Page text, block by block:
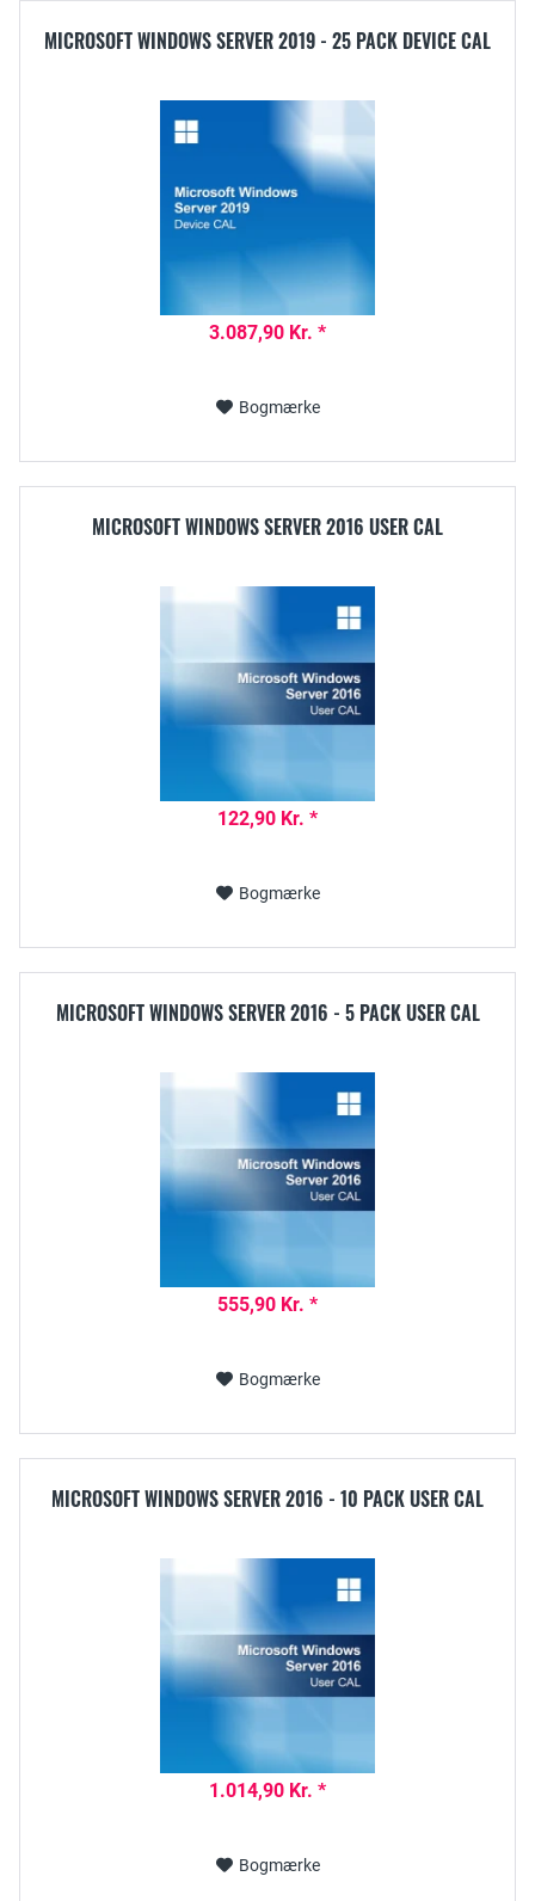
MICROSOFT WINDOWS SERVER 2019 - 25 PACK DEVICE CAL
3.087,90 Kr. *
Bogmærke
MICROSOFT WINDOWS SERVER 2016 USER CAL
122,90 Kr. *
Bogmærke
MICROSOFT WINDOWS SERVER 2016 - 5 PACK USER CAL
555,90 Kr. *
Bogmærke
MICROSOFT WINDOWS SERVER 2016 - 10 PACK USER CAL
1.014,90 Kr. *
Bogmærke